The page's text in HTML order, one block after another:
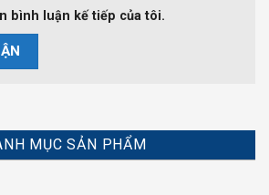
MỤC SẢN PHẨM
bình luận kế tiếp của tôi.